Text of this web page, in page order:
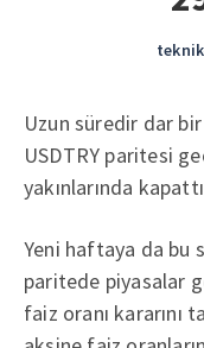
Uzun süredir dar
USDTRY paritesi
yakınlarında
Yeni haftaya da bu
paritede piyasalar
faiz oranı